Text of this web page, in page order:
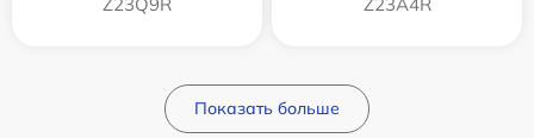
Показать больше